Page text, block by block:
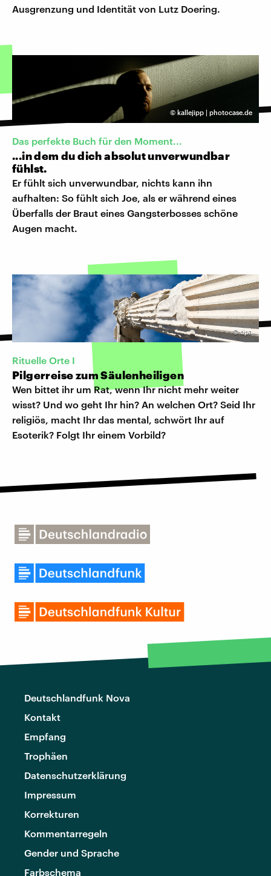
Ausgrenzung und Identität von Lutz Doering.
© kallejipp | photocase.de
Das perfekte Buch für den Moment...
...in dem du dich absolut unverwundbar
fühlst.
Er fühlt sich unverwundbar, nichts kann ihn
aufhalten: So fühlt sich Joe, als er während eines
Überfalls der Braut eines Gangsterbosses schöne
Augen macht.
©dpa
Rituelle Orte I
Pilgerreise zum Säulenheiligen
Wen bittet ihr um Rat, wenn Ihr nicht mehr weiter
wisst? Und wo geht Ihr hin? An welchen Ort? Seid Ihr
religiös, macht Ihr das mental, schwört Ihr auf
Esoterik? Folgt Ihr einem Vorbild?
Deutschlandfunk Nova
Kontakt
Empfang
Trophäen
Datenschutzerklärung
Impressum
Korrekturen
Kommentarregeln
Gender und Sprache
Farbschema